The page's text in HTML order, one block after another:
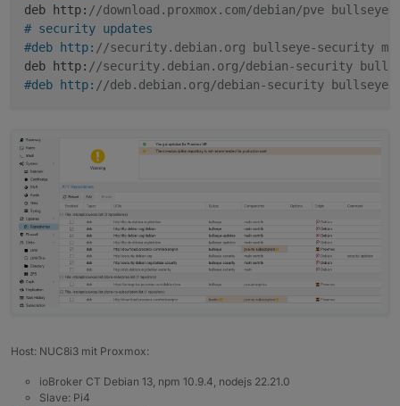
deb http: //download.proxmox.com/debian/pve
# security updates
#deb http: //security.debian.org bullseye-security
deb http: //security.debian.org/debian-security
#deb http: //deb.debian.org/debian-security bullseye-
Host: NUC8i3 mit Proxmox:
ioBroker CT Debian 13, npm 10.9.4, nodejs 22.21.0
Slave: Pi4